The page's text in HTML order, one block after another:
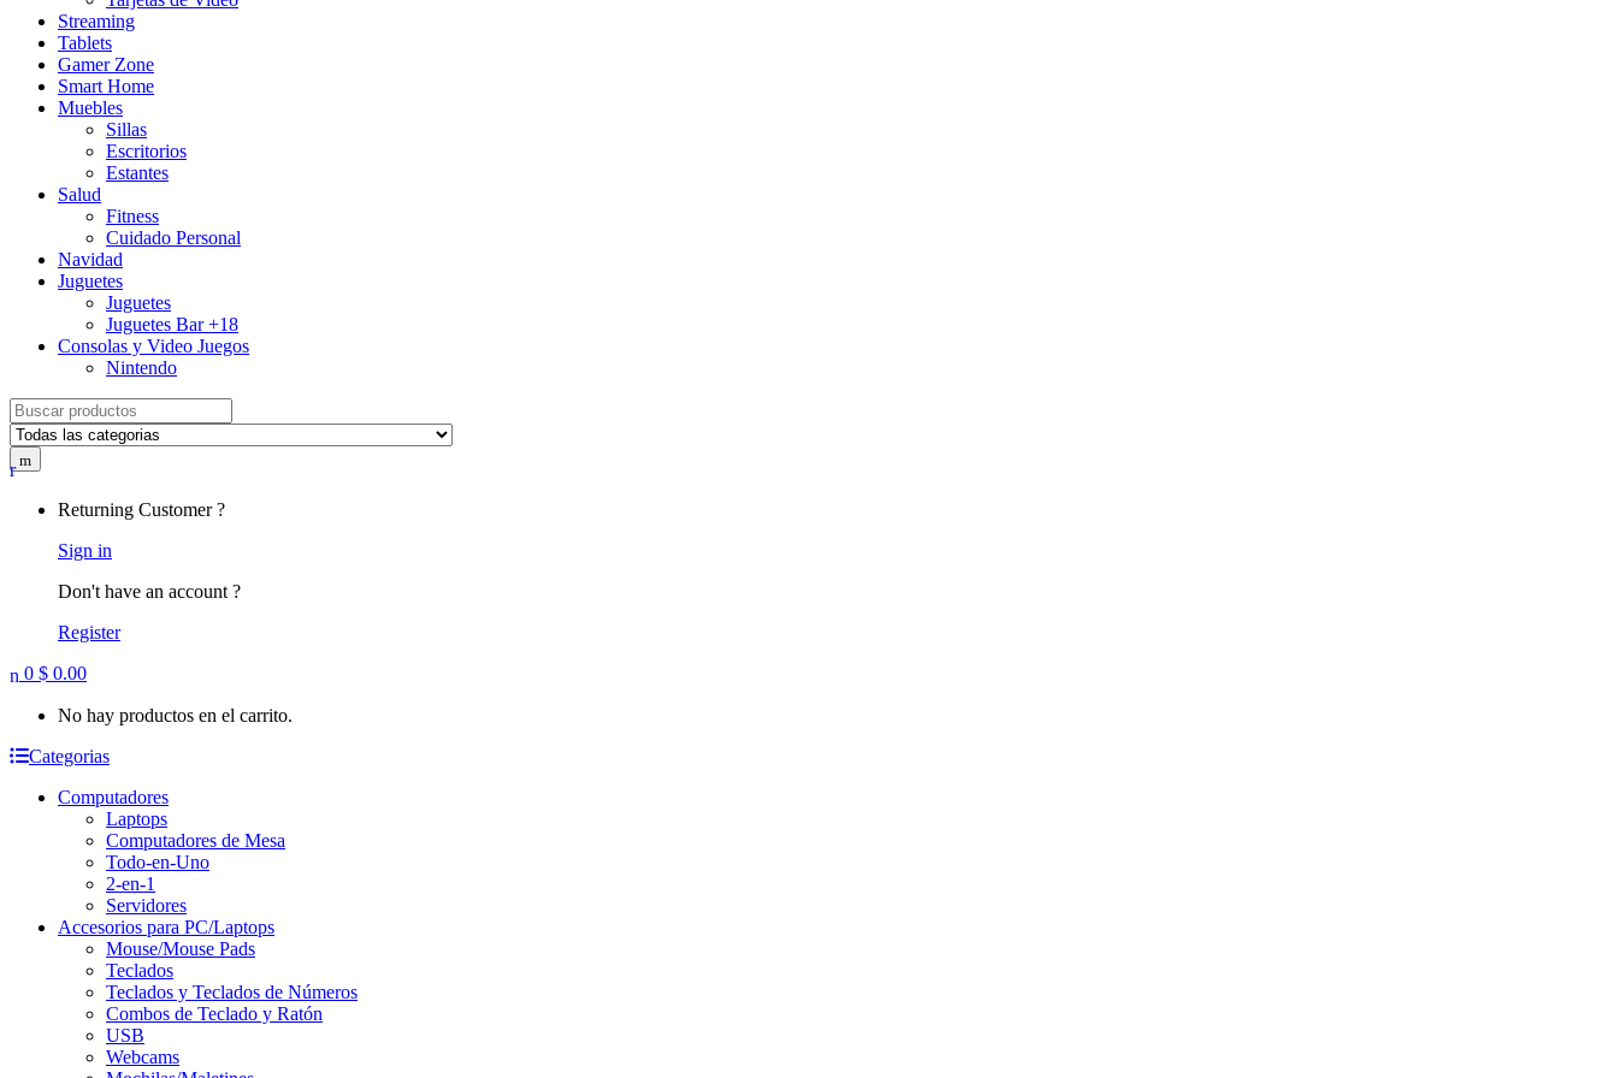
Streaming
Tablets
Gamer Zone
Smart Home
Muebles
Sillas
Escritorios
Estantes
Salud
Fitness
Cuidado Personal
Navidad
Juguetes
Juguetes
Juguetes Bar +18
Consolas y Video Juegos
Nintendo
Search for:
Returning Customer ?
Sign in
Don't have an account ?
Register
0 $ 0.00
No hay productos en el carrito.
Categorias
Computadores
Laptops
Computadores de Mesa
Todo-en-Uno
2-en-1
Servidores
Accesorios para PC/Laptops
Mouse/Mouse Pads
Teclados
Teclados y Teclados de Números
Combos de Teclado y Ratón
USB
Webcams